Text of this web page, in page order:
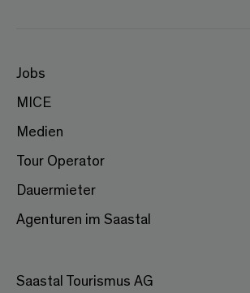
Jobs
MICE
Medien
Tour Operator
Dauermieter
Agenturen im Saastal
Saastal Tourismus AG